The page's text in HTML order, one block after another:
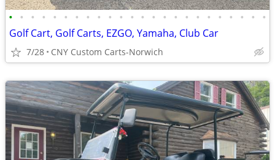
• • • • • • • • • • • • • • • • • • • • • • • •
Golf Cart, Golf Carts, EZGO, Yamaha, Club Car
7/28 CNY Custom Carts-Norwich